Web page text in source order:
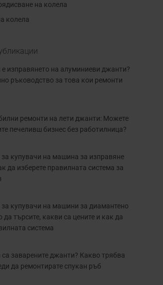
на колела
колела
е изправянето на алуминиеви джанти?
ръководство за това кои ремонти
ремонти на лети джанти: Можете
печеливш бизнес без работилница?
купувачи на машина за изправяне
да изберете правилната система за
купувачи на машини за диамантено
да търсите, какви са цените и как да
система
са заварените джанти? Какво трябва
да ремонтирате спукан ръб